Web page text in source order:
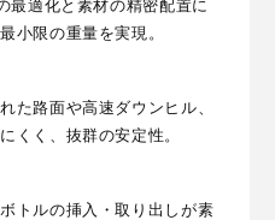
小限の重量を実現。
た路面や高速ダウンヒル、
くく、抜群の安定性。
トルの挿入・取り出しが素